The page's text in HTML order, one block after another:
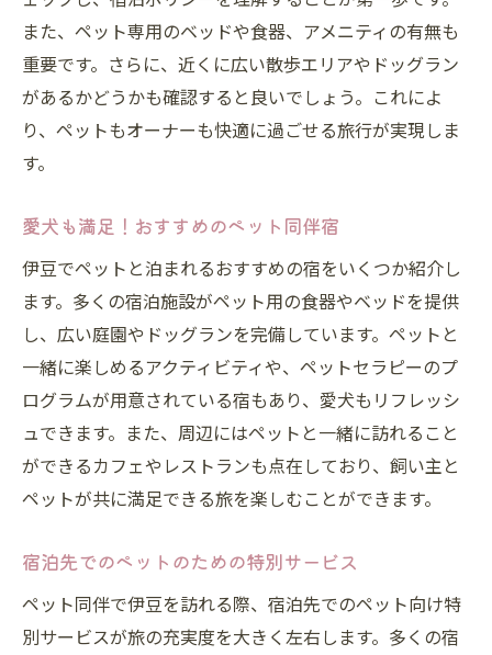
また、ペット専用のベッドや食器、アメニティの有無も
重要です。さらに、近くに広い散歩エリアやドッグラン
があるかどうかも確認すると良いでしょう。これによ
り、ペットもオーナーも快適に過ごせる旅行が実現しま
す。
愛犬も満足！おすすめのペット同伴宿
伊豆でペットと泊まれるおすすめの宿をいくつか紹介し
ます。多くの宿泊施設がペット用の食器やベッドを提供
し、広い庭園やドッグランを完備しています。ペットと
一緒に楽しめるアクティビティや、ペットセラピーのプ
ログラムが用意されている宿もあり、愛犬もリフレッシ
ュできます。また、周辺にはペットと一緒に訪れること
ができるカフェやレストランも点在しており、飼い主と
ペットが共に満足できる旅を楽しむことができます。
宿泊先でのペットのための特別サービス
ペット同伴で伊豆を訪れる際、宿泊先でのペット向け特
別サービスが旅の充実度を大きく左右します。多くの宿